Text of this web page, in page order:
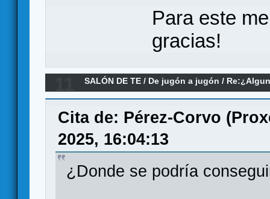
Para este
gracias!
SALÓN DE TE / De jugón a jugón /
Cita de: Pérez-Corvo
2025, 16:04:13
¿Donde se podría